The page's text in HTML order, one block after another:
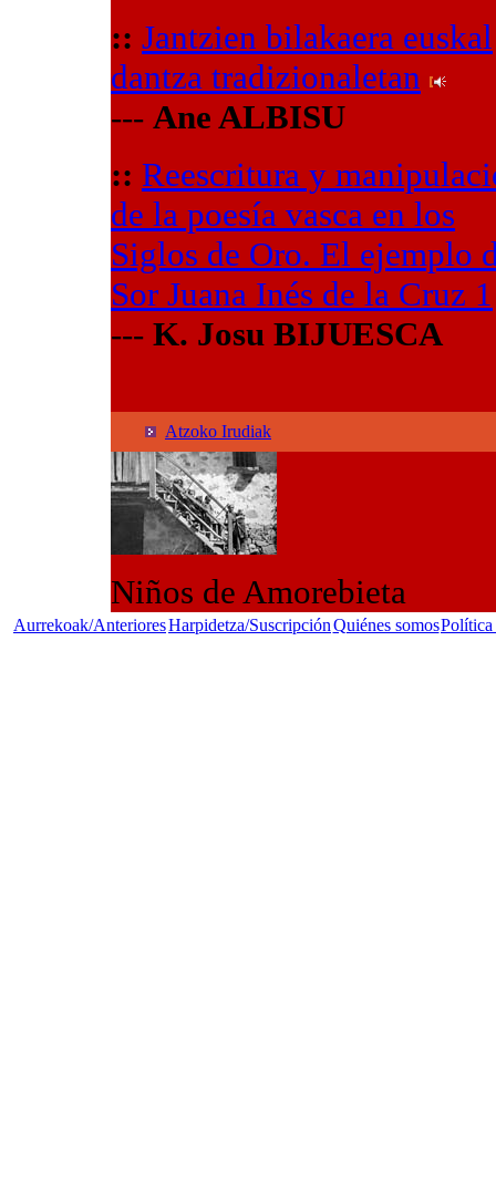
:: Jantzien bilakaera euskal
dantza tradizionaletan
--- Ane ALBISU
:: Reescritura y
de la poesía vasca en los
Siglos de Oro. El ejemplo
Sor Juana Inés de la Cruz 1
--- K. Josu BIJUESCA
Atzoko Irudiak
Niños de Amorebieta
Aurrekoak/AnterioresHarpidetza/SuscripciónQuiénes somosPolítica